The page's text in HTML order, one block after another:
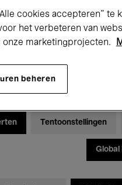
Tentoonstellingen
Global
cookies accepteren” te
het verbeteren van
onze marketingprojecten.
beheren